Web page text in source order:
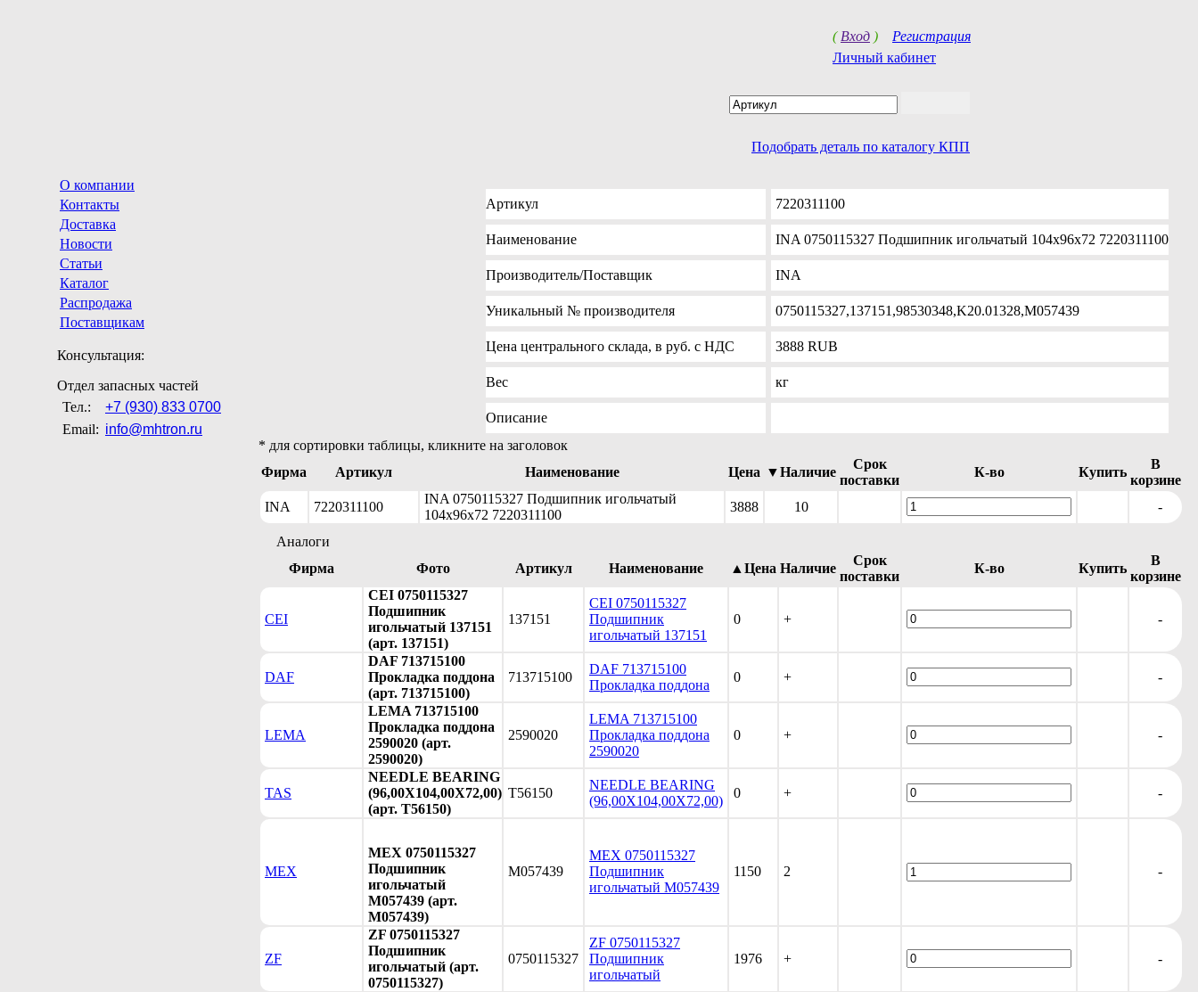
( Вход ) Регистрация
Личный кабинет
Подобрать деталь по каталогу КПП
О компании
Контакты
Доставка
Новости
Статьи
Каталог
Распродажа
Поставщикам
Консультация:
Отдел запасных частей
Тел.:
+7 (930) 833 0700
Email: info@mhtron.ru
Артикул 7220311100
Наименование INA 0750115327 Подшипник игольчатый 104x96x72 7220311100
Производитель/Поставщик INA
Уникальный № производителя 0750115327,137151,98530348,K20.01328,M057439
Цена центрального склада, в руб. с НДС 3888 RUB
Вес кг
Описание
* для сортировки таблицы, кликните на заголовок
Фирма
Артикул Наименование Цена ▼Наличие
Срок
поставки
К-во Купить
В
корзине
INA
7220311100
INA 0750115327 Подшипник игольчатый
104x96x72 7220311100
3888 10 -
Аналоги
Фирма
Фото Артикул Наименование ▲Цена Наличие
Срок
поставки
К-во Купить
В
корзине
CEI
CEI 0750115327
Подшипник
игольчатый 137151
(арт. 137151)
137151
CEI 0750115327
Подшипник
игольчатый 137151
0 + -
DAF
DAF 713715100
Прокладка поддона
(арт. 713715100)
713715100
DAF 713715100
Прокладка поддона
0 + -
LEMA
LEMA 713715100
Прокладка поддона
2590020 (арт.
2590020)
2590020
LEMA 713715100
Прокладка поддона
2590020
0 + -
TAS
NEEDLE BEARING
(96,00X104,00X72,00)
(арт. T56150)
T56150
NEEDLE BEARING
(96,00X104,00X72,00)
0 + -
MEX
MEX 0750115327
Подшипник
игольчатый
M057439 (арт.
M057439)
M057439
MEX 0750115327
Подшипник
игольчатый M057439
1150 2 -
ZF
ZF 0750115327
Подшипник
игольчатый (арт.
0750115327)
0750115327
ZF 0750115327
Подшипник
игольчатый
1976 + -